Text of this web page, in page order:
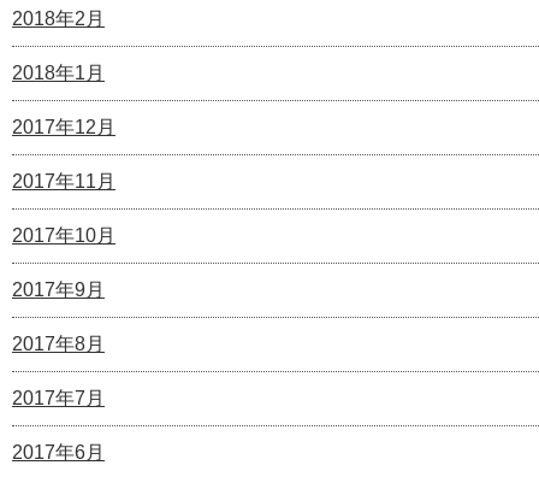
2018年2月
2018年1月
2017年12月
2017年11月
2017年10月
2017年9月
2017年8月
2017年7月
2017年6月